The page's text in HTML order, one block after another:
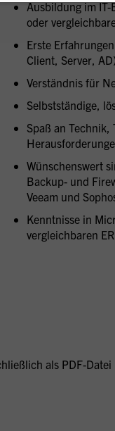
Ausbildung im
oder
Erste
Client, Server,
Verständnis für
Selbstständige,
Spaß an Technik,
Wünschenswert
Backup- und
Veeam und
Kenntnisse in
vergleichbaren
als PDF-